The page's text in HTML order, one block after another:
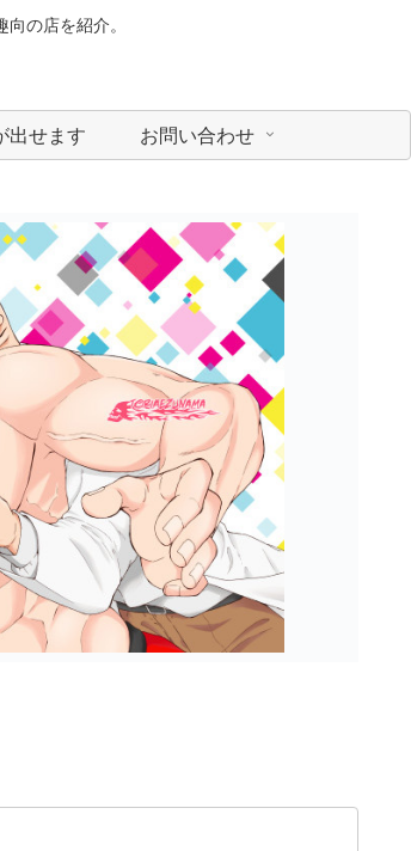
の店を紹介。
出せます お問い合わせ